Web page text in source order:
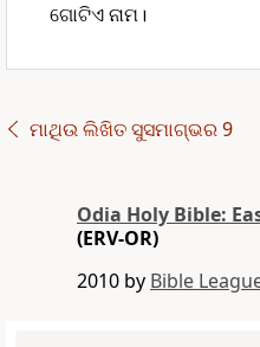
ଗୋଟିଏ ନାମ।
ମାଥିଉ ଲିଖିତ ସୁସମାଗ୍ଭର 9
Odia Holy Bible:
(ERV-OR)
2010 by Bible